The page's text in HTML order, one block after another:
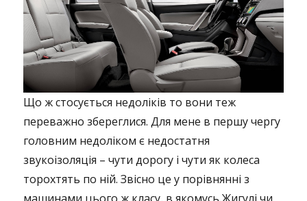
Що ж стосується недоліків то вони теж
переважно збереглися. Для мене в першу чергу
головним недоліком є недостатня
звукоізоляція – чути дорогу і чути як колеса
торохтять по ній. Звісно це у порівнянні з